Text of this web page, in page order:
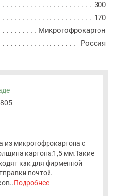
300
170
Микрогофрокартон
Россия
из микрогофрокартона с
картона:1,5 мм.Такие
как для фирменной
почтой.
Подробнее